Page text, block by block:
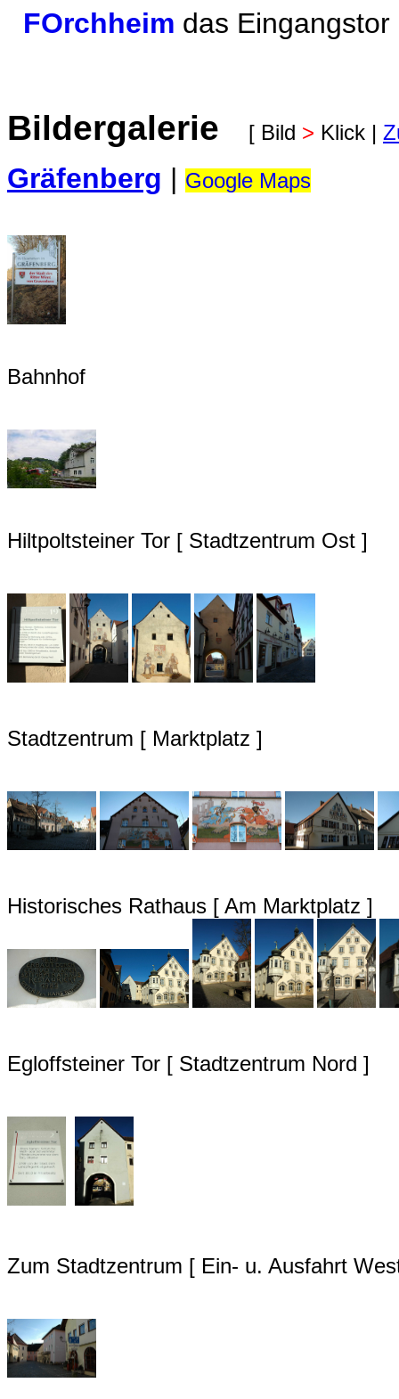
FOrchheim das
Bildergalerie [ Bild > Klick |
Gräfenberg | Google Maps
Bahnhof
Hiltpoltsteiner Tor [ Stadtzentrum Ost ]
Stadtzentrum [ Marktplatz ]
Historisches Rathaus [ Am Marktplatz ]
Egloffsteiner Tor [ Stadtzentrum Nord ]
Zum Stadtzentrum [ Ein- u. Ausfahrt